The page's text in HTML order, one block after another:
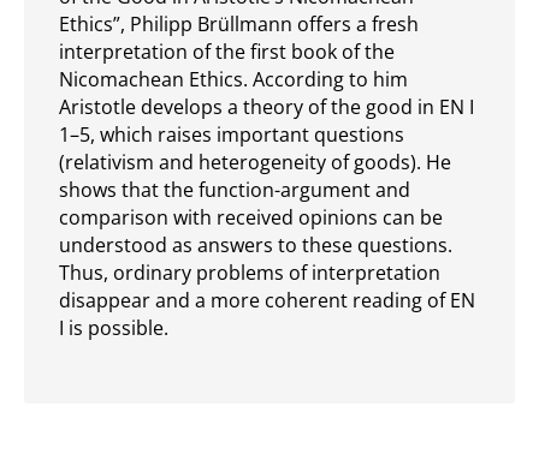
Ethics”, Philipp Brüllmann offers a fresh
interpretation of the first book of the
Nicomachean Ethics. According to him
Aristotle develops a theory of the good in EN I
1–5, which raises important questions
(relativism and heterogeneity of goods). He
shows that the function-argument and
comparison with received opinions can be
understood as answers to these questions.
Thus, ordinary problems of interpretation
disappear and a more coherent reading of EN
I is possible.